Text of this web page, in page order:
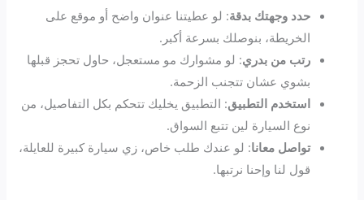
حدد وجهتك بدقة: لو عطيتنا عنوان واضح أو موقع على
الخريطة، بنوصلك بسرعة أكبر.
رتب من بدري: لو مشوارك مو مستعجل، حاول تحجز قبلها
بشوي عشان تتجنب الزحمة.
استخدم التطبيق: التطبيق يخليك تتحكم بكل التفاصيل، من
نوع السيارة لين تتبع السواق.
تواصل معانا: لو عندك طلب خاص، زي سيارة كبيرة للعايلة،
قول لنا وإحنا نرتبها.